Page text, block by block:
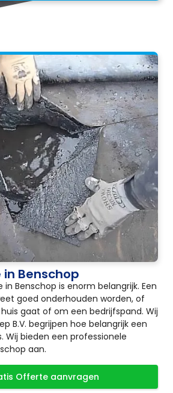
Benschop
Benschop is enorm belangrijk. Een
goed onderhouden worden, of
gaat of om een bedrijfspand. Wij
B.V. begrijpen hoe belangrijk een
Wij bieden een professionele
aan.
Offerte aanvragen